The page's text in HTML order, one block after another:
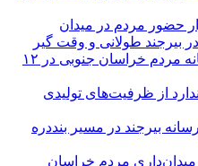
حضور مردم در میدان
بیرجند طولانی و وقت گیر
صدوپنجاه‌ونهمین اجتماع شبانه مردم خراسان جنوبی در ۱۲
از ظرفیت‌های تولیدی
بیرجند در مسیر بنددره
مردم خراسان